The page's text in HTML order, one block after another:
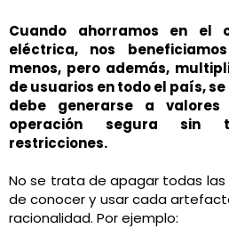
Cuando ahorramos en el
eléctrica, nos
menos, pero además,
de usuarios en todo el país,
debe generarse a
operación segura sin
restricciones.
No se trata de apagar todas las
de conocer y usar cada
racionalidad. Por ejemplo: